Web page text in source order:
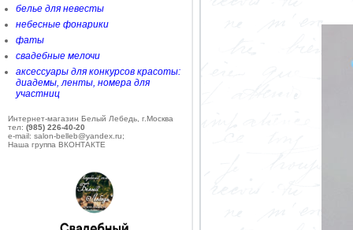
белье для невесты
небесные фонарики
фаты
свадебные мелочи
аксессуары для конкурсов красоты:
диадемы, ленты, номера для
участниц
Интернет-магазин Белый Лебедь, г.Москва
тел: (985) 226-40-20
e-mail: salon-belleb@yandex.ru;
Наша группа ВКОНТАКТЕ